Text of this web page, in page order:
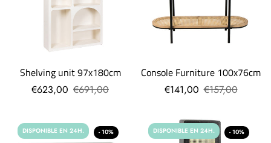
Shelving unit 97x180cm
€623,00 €691,00
Console Furniture 100x76cm
€141,00 €157,00
DISPONIBLE EN 24H. - 10% DISPONIBLE EN 24H. - 10%